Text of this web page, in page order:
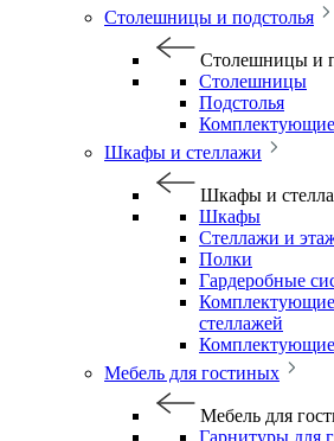
Столешницы и подстолья
Столешницы и
Столешницы
Подстолья
Шкафы и стеллажи
Шкафы и
Шкафы
Стеллажи и
Полки
Гардеробные
стеллажей
Мебель для гостиных
Мебель для
Гарнитуры для